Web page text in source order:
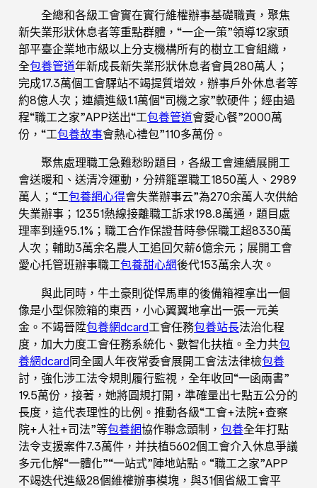
全總和各級工會實在實行維權辦事基礎職責，聚焦
新失業形狀休息者等重點群體，“一企一策”領導12家頭
部平臺企業地市級以上分支機構所有的樹立工會組織，
全包養管道年新成長新失業形狀休息者會員280萬人；
完成17.3萬個工會驛站不竭提質增效，辦事戶外休息者等
約8億人次；連續進級1.1萬個“司機之家”軟硬件；經由過
程“職工之家”APP送出“工包養管道會愛心餐”2000萬
份，“工包養故事會熱心禮包”110多萬份。
聚焦處理職工急難愁盼題目，各級工會連續展開工
會送暖和、送清冷運動，分辨籠罩職工1850萬人、2989
萬人；“工包養網心得會失業辦事云”為270余萬人次供給
失業辦事；12351熱線接離職工訴求198.8萬通，題目處
理率到達95.1%；職工合作保證昔時參保職工超8330萬
人次；輔助3萬余名農人工追回欠薪6億余元；展開工會
愛心托管班辦事職工包養甜心網後代153萬余人次。
與此同時，牛土豪則從悍馬車的後備箱裡拿出一個
像是小型保險箱的東西，小心翼翼地拿出一張一元美
金。不竭晉陞包養網dcard工會任務包養站長法治化程
度，加大力度工會任務系統化、數智化扶植。全力共包
養網dcard同全國人年夜常委會展開工會法法律檢包養
討，強化涉工法令規則履行監視，全年收回“一函兩書”
19.5萬份，接著，她將圓規打開，準確量出七點五公分的
長度，這代表理性的比例。推動各級“工會+法院+查察
院+人社+司法”等包養網協作聯念頭制， 包養全年打點
法令支援案件7.3萬件，并扶植5602個工會介入休息爭議
多元化解“一體化”“一站式”陣地站點。“職工之家”APP
不竭迭代進級28個維權辦事模塊，與31個省級工會平